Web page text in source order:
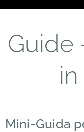
Guide
Mini-Guida